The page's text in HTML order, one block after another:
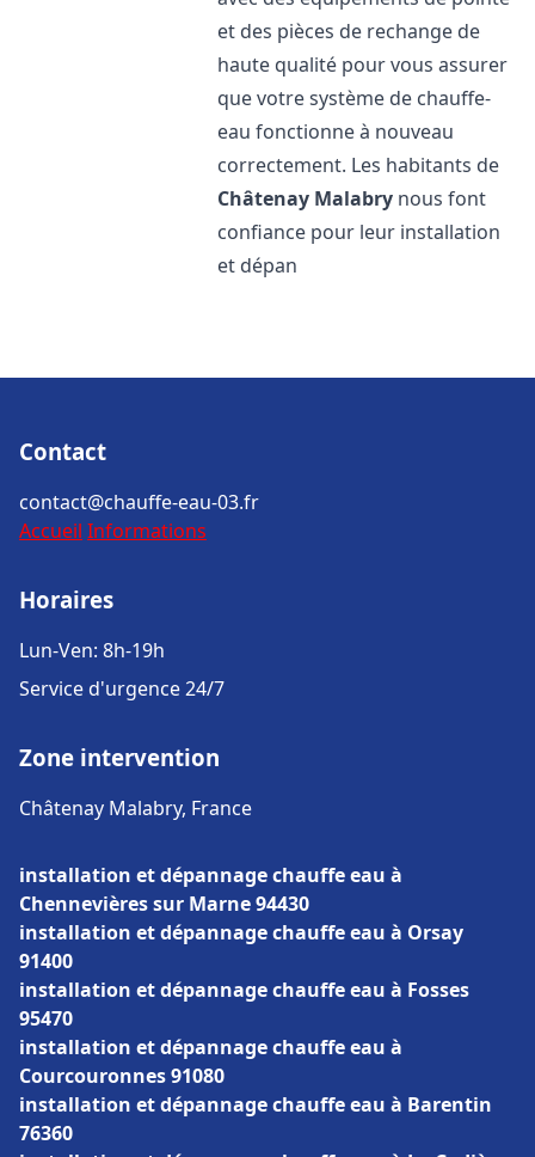
et des pièces de rechange de
haute qualité pour vous assurer
que votre système de chauffe-
eau fonctionne à nouveau
correctement. Les habitants de
Châtenay Malabry nous font
confiance pour leur installation
et dépan
Contact
contact@chauffe-eau-03.fr
Accueil Informations
Horaires
Lun-Ven: 8h-19h
Service d'urgence 24/7
Zone intervention
Châtenay Malabry, France
installation et dépannage chauffe eau à
Chennevières sur Marne 94430
installation et dépannage chauffe eau à Orsay
91400
installation et dépannage chauffe eau à Fosses
95470
installation et dépannage chauffe eau à
Courcouronnes 91080
installation et dépannage chauffe eau à Barentin
76360